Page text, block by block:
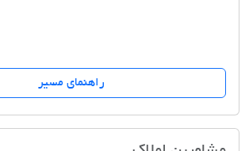
راهنمای مسیر